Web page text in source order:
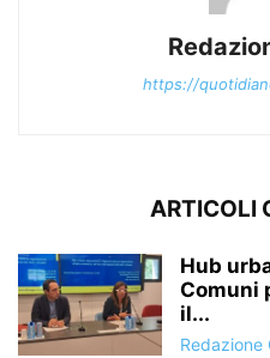
https://
ARTICOLI
Hub
Comuni
il...
Redazione